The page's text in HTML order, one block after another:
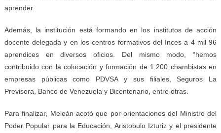
aprender.
Además, la institución está formando en los institutos de acción
docente delegada y en los centros formativos del Inces a 4 mil 96
aprendices en diversos oficios. Del mismo modo, “hemos
contribuido con la colocación y formación de 1.200 chambistas en
empresas públicas como PDVSA y sus filiales, Seguros La
Previsora, Banco de Venezuela y Bicentenario, entre otras.
Para finalizar, Meleán acotó que por orientaciones del Ministro del
Poder Popular para la Educación, Aristobulo Izturiz y el presidente